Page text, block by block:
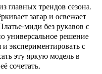
трендов сезона.
загар и освежает
без рукавов с
универсальное решение
экспериментировать с
эту яркую модель в
сочетать.